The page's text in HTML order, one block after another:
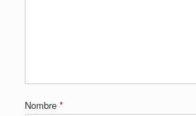
Nombre *